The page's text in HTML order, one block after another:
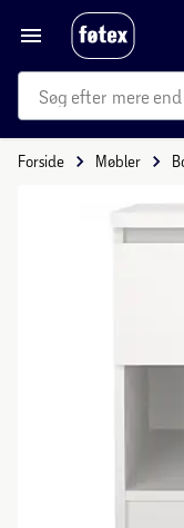
mere
Forside Møbler